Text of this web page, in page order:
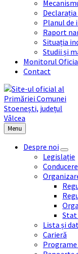
Planul
Raport
Situația
Studii și
Monitorul
Contact
Menu
Despre noi
Legislație
Conducere
Lista și
Carieră